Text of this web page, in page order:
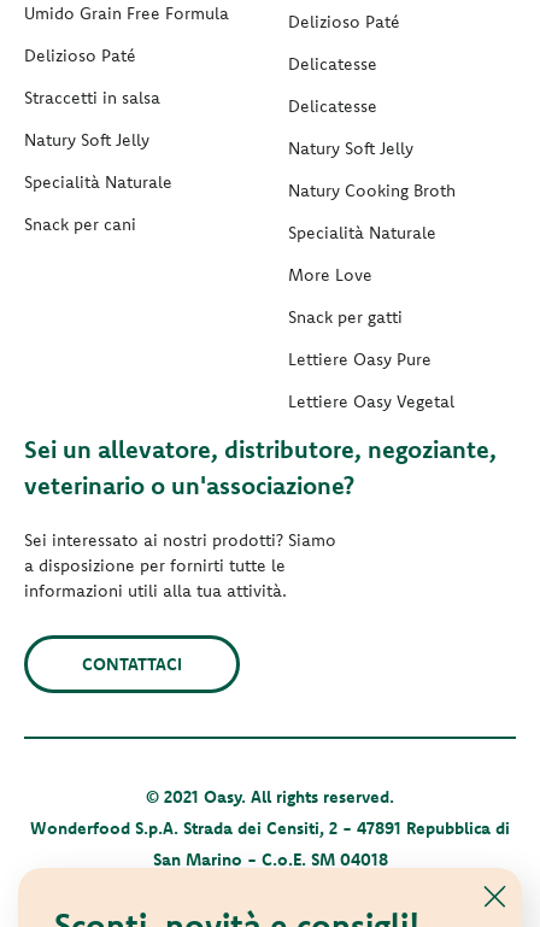
Umido Grain Free Formula
Delizioso Paté
Straccetti in salsa
Natury Soft Jelly
Specialità Naturale
Snack per cani
Delizioso Paté
Delicatesse
Delicatesse
Natury Soft Jelly
Natury Cooking Broth
Specialità Naturale
More Love
Snack per gatti
Lettiere Oasy Pure
Lettiere Oasy Vegetal
Sei un allevatore, distributore, negoziante,
veterinario o un'associazione?
Sei interessato ai nostri prodotti? Siamo
a disposizione per fornirti tutte le
informazioni utili alla tua attività.
CONTATTACI
© 2021 Oasy. All rights reserved.
Wonderfood S.p.A. Strada dei Censiti, 2 - 47891 Repubblica di
San Marino - C.o.E. SM 04018